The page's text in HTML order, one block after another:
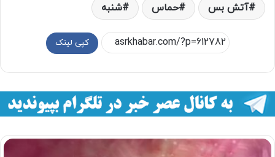
آتش بس حماس شنبه
کپی لینک